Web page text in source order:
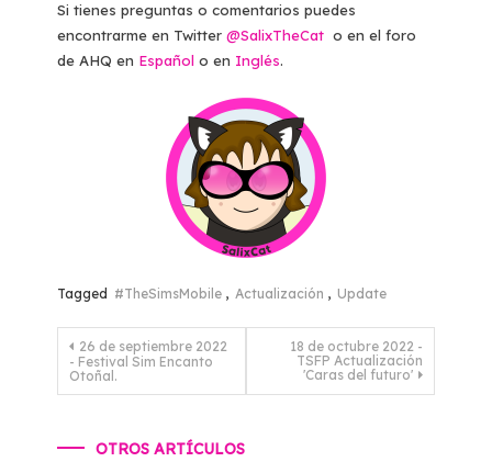
Si tienes preguntas o comentarios puedes
encontrarme en Twitter @SalixTheCat o en el foro
de AHQ en Español o en Inglés.
Tagged #TheSimsMobile , Actualización , Update
Navegación
de
26 de septiembre 2022
- Festival Sim Encanto
Otoñal.
18 de octubre 2022 -
TSFP Actualización
'Caras del futuro'
OTROS ARTÍCULOS